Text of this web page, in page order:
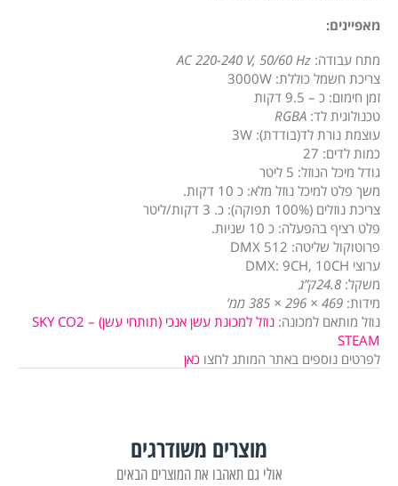
מאפיינים:
מתח עבודה: AC 220-240 V, 50/60 Hz
צריכת חשמל כוללת: 3000W
זמן חימום: כ – 9.5 דקות
טכנולוגית לד: RGBA
עוצמת נורת לד(בודדת): 3W
כמות לדים: 27
גודל מיכל הנוזל: 5 ליטר
משך פלט למיכל נוזל מלא: כ 10 דקות.
צריכת נוזלים (100% תפוקה): כ. 3 דקות/ליטר
פלט רציף בהפעלה: כ 10 שניות.
פרוטוקול שליטה: DMX 512
ערוצי DMX: 9CH, 10CH
משקל: 24.8ק”ג
מידות: 469 × 296 × 385 ממ’
נוזל מותאם למכונה:
נוזל למכונת עשן אנכי (תותחי עשן) – SKY CO2
STEAM
לפרטים נוספים באתר המותג לחצו כאן
מוצרים משודרגים
אולי גם תאהבו את המוצרים הבאים